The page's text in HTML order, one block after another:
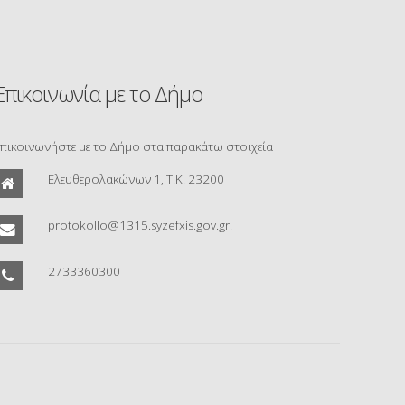
με το Δήμο
με το Δήμο στα παρακάτω στοιχεία
Ελευθερολακώνων 1, Τ.Κ. 23200
protokollo@1315.syzefxis.gov.gr.
2733360300